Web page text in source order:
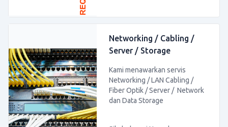
Networking / Cabling /
Server / Storage
Kami menawarkan servis
Networking / LAN Cabling /
Fiber Optik / Server / Network
dan Data Storage